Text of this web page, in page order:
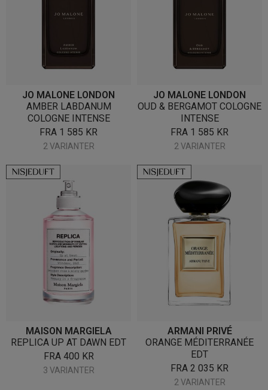
JO MALONE LONDON
AMBER LABDANUM
COLOGNE INTENSE
FRA 1 585 KR
2 VARIANTER
JO MALONE LONDON
OUD & BERGAMOT COLOGNE
INTENSE
FRA 1 585 KR
2 VARIANTER
MAISON MARGIELA
REPLICA UP AT DAWN EDT
FRA 400 KR
3 VARIANTER
ARMANI PRIVÉ
ORANGE MÉDITERRANÉE
EDT
FRA 2 035 KR
2 VARIANTER